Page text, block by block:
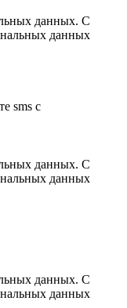
данных. С
данных
sms с
данных. С
данных
данных. С
данных